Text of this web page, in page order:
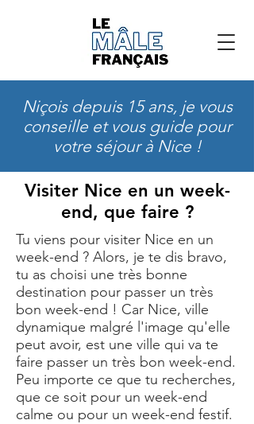
Niçois depuis 15 ans, je vous
conseille et vous guide pour
votre séjour à Nice !
Visiter Nice en un week-
end, que faire ?
Tu viens pour visiter Nice en un
week-end ? Alors, je te dis bravo,
tu as choisi une très bonne
destination pour passer un très
bon week-end ! Car Nice, ville
dynamique malgré l'image qu'elle
peut avoir, est une ville qui va te
faire passer un très bon week-end.
Peu importe ce que tu recherches,
que ce soit pour un week-end
calme ou pour un week-end festif.